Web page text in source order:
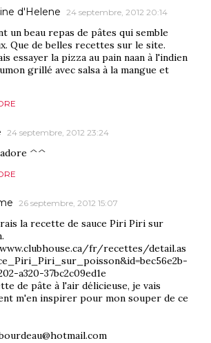
d'Helene 24 septembre, 2012 20:14
un beau repas de pâtes qui semble
Que de belles recettes sur le site.
essayer la pizza au pain naan à l'indien
grillé avec salsa à la mangue et
24 septembre, 2012 23:24
^^
26 septembre, 2012 15:07
la recette de sauce Piri Piri sur
fr/recettes/detail.as
a320-37bc2c09ed1e
de pâte à l'air délicieuse, je vais
m'en inspirer pour mon souper de ce